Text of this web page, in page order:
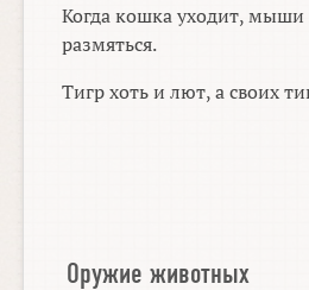
Когда кошка уходит, мыши
размяться.
Тигр хоть и лют, а своих
Оружие животных